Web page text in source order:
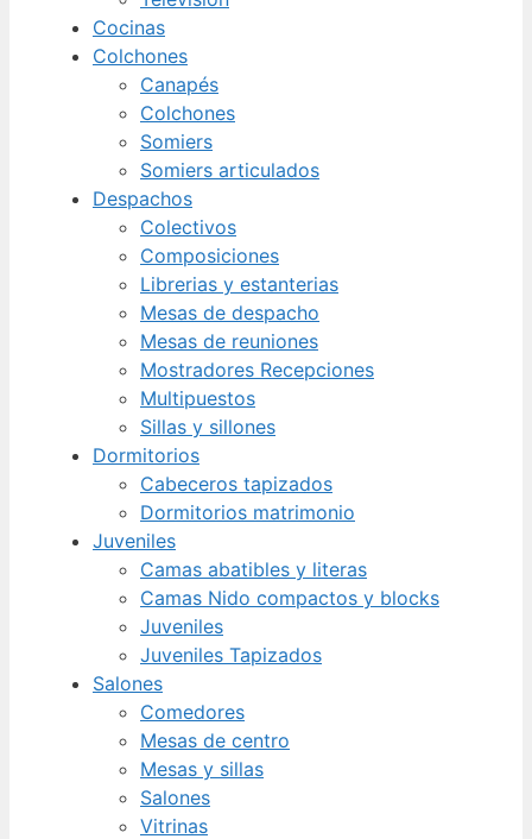
Cocinas
Colchones
Canapés
Colchones
Somiers
Somiers articulados
Despachos
Colectivos
Composiciones
Librerias y estanterias
Mesas de despacho
Mesas de reuniones
Mostradores Recepciones
Multipuestos
Sillas y sillones
Dormitorios
Cabeceros tapizados
Dormitorios matrimonio
Juveniles
Camas abatibles y literas
Camas Nido compactos y blocks
Juveniles
Juveniles Tapizados
Salones
Comedores
Mesas de centro
Mesas y sillas
Salones
Vitrinas